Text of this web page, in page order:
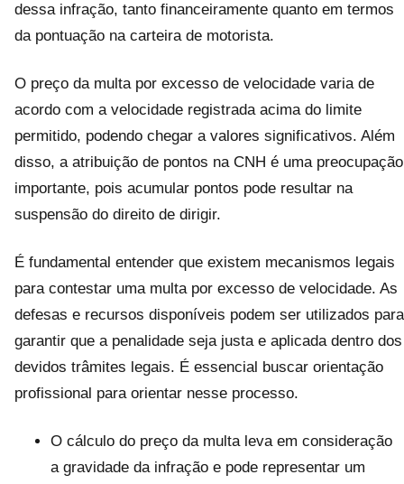
dessa infração, tanto financeiramente quanto em termos
da pontuação na carteira de motorista.
O preço da multa por excesso de velocidade varia de
acordo com a velocidade registrada acima do limite
permitido, podendo chegar a valores significativos. Além
disso, a atribuição de pontos na CNH é uma preocupação
importante, pois acumular pontos pode resultar na
suspensão do direito de dirigir.
É fundamental entender que existem mecanismos legais
para contestar uma multa por excesso de velocidade. As
defesas e recursos disponíveis podem ser utilizados para
garantir que a penalidade seja justa e aplicada dentro dos
devidos trâmites legais. É essencial buscar orientação
profissional para orientar nesse processo.
O cálculo do preço da multa leva em consideração
a gravidade da infração e pode representar um